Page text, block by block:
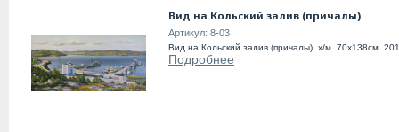
Вид на Кольский залив (причалы)
Артикул: 8-03
Вид на Кольский залив (причалы). х/м. 70х138см.
Подробнее